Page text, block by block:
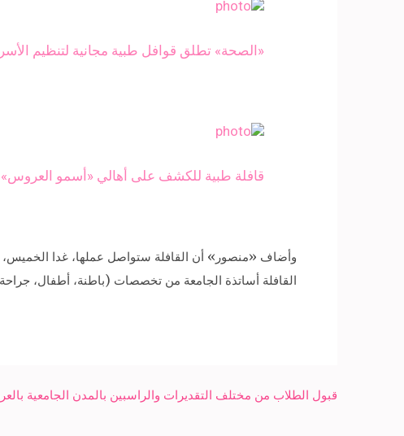
«الصحة» تطلق قوافل طبية مجانية لتنظيم
قافلة طبية للكشف على أهالي «أسمو العروس»
وأضاف «منصور» أن القافلة ستواصل عملها، غدا
القافلة أساتذة الجامعة من تخصصات (باطنة، أطفال،
Post
قبول الطلاب من مختلف التقديرات والراسبين بالمدن الجامعية